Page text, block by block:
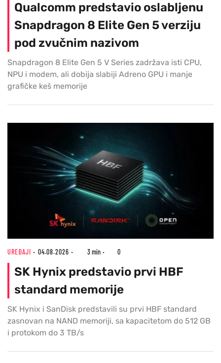
Qualcomm predstavio oslabljenu
Snapdragon 8 Elite Gen 5 verziju
pod zvučnim nazivom
Snapdragon 8 Elite Gen 5 V Series zadržava isti CPU,
NPU i modem, ali dobija slabiji Adreno GPU i manje
grafičke keš memorije
UREĐAJI 04.08.2026 3 min 0
SK Hynix predstavio prvi HBF
standard memorije
SK Hynix i SanDisk predstavili su prvi HBF standard
zasnovan na NAND memoriji, sa kapacitetom do 512 GB
i protokom do 3 TB/s